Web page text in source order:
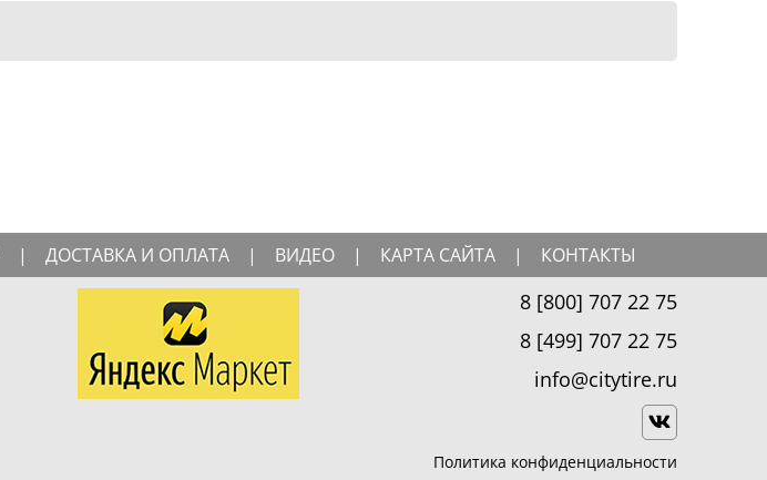
| ДОСТАВКА И ОПЛАТА | ВИДЕО | КАРТА САЙТА | КОНТАКТЫ
8 [800] 707 22 75
8 [499] 707 22 75
info@citytire.ru
Политика конфиденциальности